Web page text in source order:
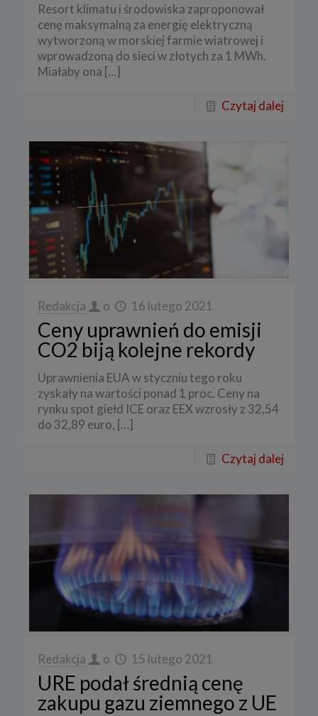
Resort klimatu i środowiska zaproponował
cenę maksymalną za energię elektryczną
wytworzoną w morskiej farmie wiatrowej i
wprowadzoną do sieci w złotych za 1 MWh.
Miałaby ona […]
Czytaj dalej
Redakcja o 16 lutego 2021
Ceny uprawnień do emisji
CO2 biją kolejne rekordy
Uprawnienia EUA w styczniu tego roku
zyskały na wartości ponad 1 proc. Ceny na
rynku spot giełd ICE oraz EEX wzrosły z 32,54
do 32,89 euro, […]
Czytaj dalej
Redakcja o 15 lutego 2021
URE podał średnią cenę
zakupu gazu ziemnego z UE